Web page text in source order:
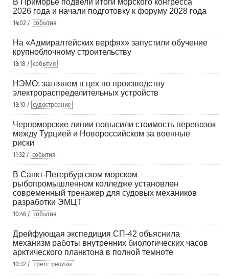
В Приморье подвели итоги морского конгресса
2026 года и начали подготовку к форуму 2028 года
14:02 / события
На «Адмиралтейских верфях» запустили обучение
крупноблочному строительству
13:18 / события
НЭМО: заглянем в цех по производству
электрораспределительных устройств
13:10 / судостроение
Черноморские линии повысили стоимость перевозок
между Турцией и Новороссийском за военные
риски
11:32 / события
В Санкт-Петербургском морском
рыбопромышленном колледже установлен
современный тренажер для судовых механиков
разработки ЭМЦТ
10:46 / события
Дрейфующая экспедиция СП-42 объяснила
механизм работы внутренних биологических часов
арктического планктона в полной темноте
10:32 / пресс-релизы